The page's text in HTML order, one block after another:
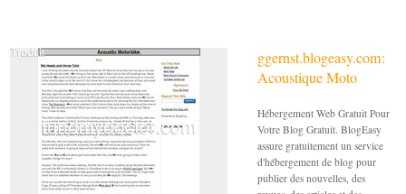
ggernst.blogeasy.com:
Acoustique Moto
Hébergement Web Gratuit Pour
Votre Blog Gratuit. BlogEasy
assure gratuitement un service
d'hébergement de blog pour
publier des nouvelles, des